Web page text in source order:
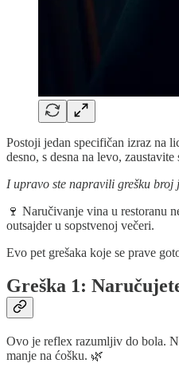
Postoji jedan specifičan izraz na
desno, s desna na levo,
I upravo ste napravili grešku broj
🍷 Naručivanje vina u restoranu
outsajder u sopstvenoj večeri.
Evo pet grešaka koje se prave
Greška 1:
Ovo je reflex razumljiv do bola.
manje na ćošku. 🌿